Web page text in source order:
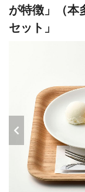
が特徴」（本
セット」